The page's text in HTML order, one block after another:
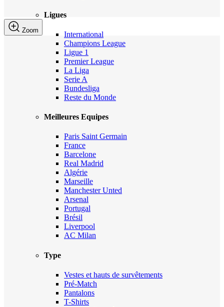
Ligues
International
Champions League
Ligue 1
Premier League
La Liga
Serie A
Bundesliga
Reste du Monde
Meilleures Equipes
Paris Saint Germain
France
Barcelone
Real Madrid
Algérie
Marseille
Manchester Unted
Arsenal
Portugal
Brésil
Liverpool
AC Milan
Type
Vestes et hauts de survêtements
Pré-Match
Pantalons
T-Shirts
Zoom